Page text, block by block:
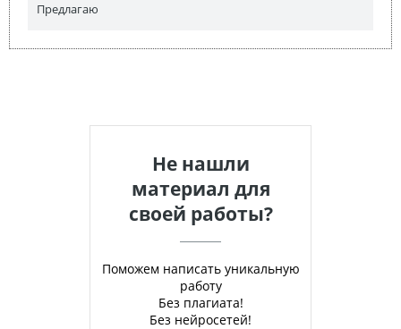
Предлагаю
Не нашли
материал для
своей работы?
Поможем написать уникальную
работу
Без плагиата!
Без нейросетей!